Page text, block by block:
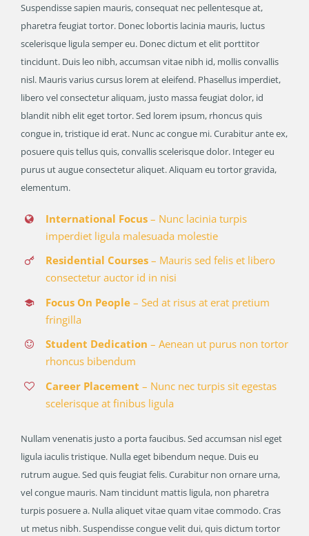
Suspendisse sapien mauris, consequat nec pellentesque at,
pharetra feugiat tortor. Donec lobortis lacinia mauris, luctus
scelerisque ligula semper eu. Donec dictum et elit porttitor
tincidunt. Duis leo nibh, accumsan vitae nibh id, mollis convallis
nisl. Mauris varius cursus lorem at eleifend. Phasellus imperdiet,
libero vel consectetur aliquam, justo massa feugiat dolor, id
blandit nibh elit eget tortor. Sed lorem ipsum, rhoncus quis
congue in, tristique id erat. Nunc ac congue mi. Curabitur ante ex,
posuere quis tellus quis, convallis scelerisque dolor. Integer eu
purus ut augue consectetur aliquet. Aliquam eu tortor gravida,
elementum.
International Focus – Nunc lacinia turpis
imperdiet ligula malesuada molestie
Residential Courses – Mauris sed felis et libero
consectetur auctor id in nisi
Focus On People – Sed at risus at erat pretium
fringilla
Student Dedication – Aenean ut purus non tortor
rhoncus bibendum
Career Placement – Nunc nec turpis sit egestas
scelerisque at finibus ligula
Nullam venenatis justo a porta faucibus. Sed accumsan nisl eget
ligula iaculis tristique. Nulla eget bibendum neque. Duis eu
rutrum augue. Sed quis feugiat felis. Curabitur non ornare urna,
vel congue mauris. Nam tincidunt mattis ligula, non pharetra
turpis posuere a. Nulla aliquet vitae quam vitae commodo. Cras
ut metus nibh. Suspendisse congue velit dui, quis dictum tortor